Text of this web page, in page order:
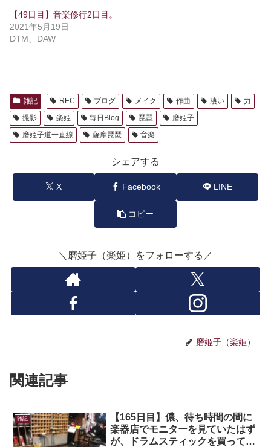
【49日目】音楽修行2日目。
2021年5月19日
DTM、DAW
雑記 REC ブログ メイク 作曲 凄い
力
撮影
楽姫 毎日Blog 琵琶
磨姫子
磨姫子道一直線
薩摩琵琶 音楽
シェアする
X Facebook LINE
コピー
＼磨姫子（楽姫）をフォローする／
磨姫子（楽姫）
関連記事
雑記
【165日目】儂、待ち時間の間に
楽器店でモニターを見ていたはず
が、ドラムスティックを買って帰